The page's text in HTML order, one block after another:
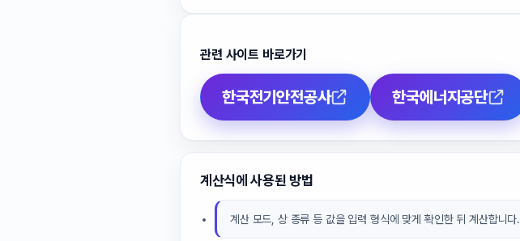
관련 사이트 바로가기
한국전기안전공사 한국에너지공단
계산식에 사용된 방법
계산 모드, 상 종류 등 값을 입력 형식에 맞게 확인한 뒤 계산합니다.